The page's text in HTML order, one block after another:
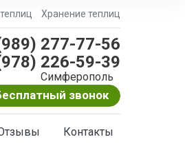
Хранение теплиц
277-77-56
226-59-39
Симферополь
звонок
Контакты